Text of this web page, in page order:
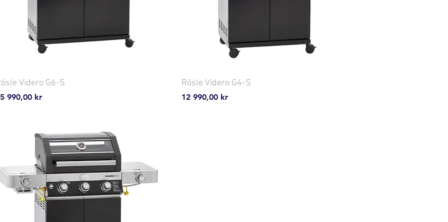
Videro G6-S
990,00 kr
Rösle Videro G4-S
Pris
12 990,00 kr